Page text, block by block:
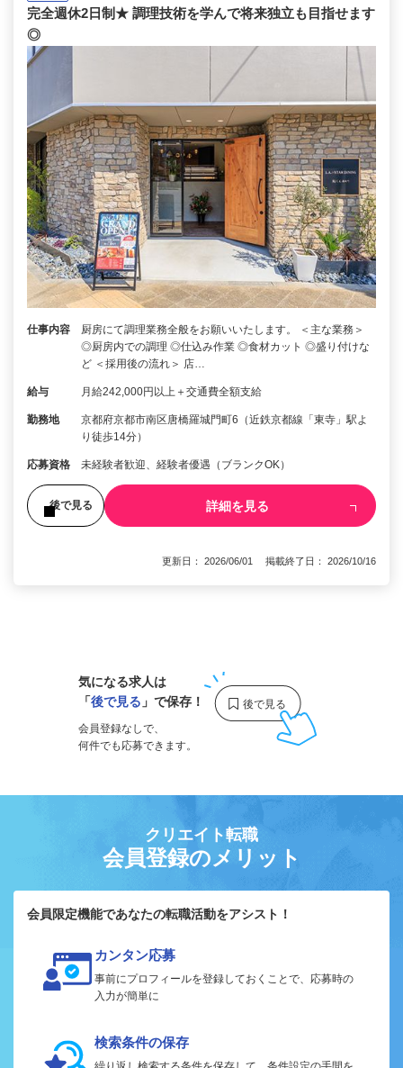
完全週休2日制★ 調理技術を学んで将来独立も目指せます
◎
仕事内容
厨房にて調理業務全般をお願いいたします。 ＜主な業務＞
◎厨房内での調理 ◎仕込み作業 ◎食材カット ◎盛り付けな
ど ＜採用後の流れ＞ 店…
給与 月給242,000円以上＋交通費全額支給
勤務地
京都府京都市南区唐橋羅城門町6（近鉄京都線「東寺」駅よ
り徒歩14分）
応募資格 未経験者歓迎、経験者優遇（ブランクOK）
後で見る 詳細を見る
更新日： 2026/06/01 掲載終了日： 2026/10/16
気になる求人は
「後で見る 」で保存！
会員登録なしで、
何件でも応募できます。
クリエイト転職
会員登録のメリット
会員限定機能であなたの転職活動をアシスト！
カンタン応募
事前にプロフィールを登録しておくことで、応募時の
入力が簡単に
検索条件の保存